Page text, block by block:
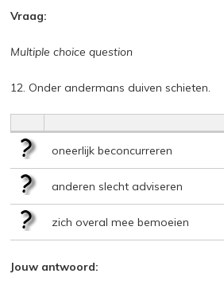
Vraag:
Multiple choice question
12. Onder andermans duiven schieten.
oneerlijk beconcurreren
anderen slecht adviseren
zich overal mee bemoeien
Jouw antwoord: